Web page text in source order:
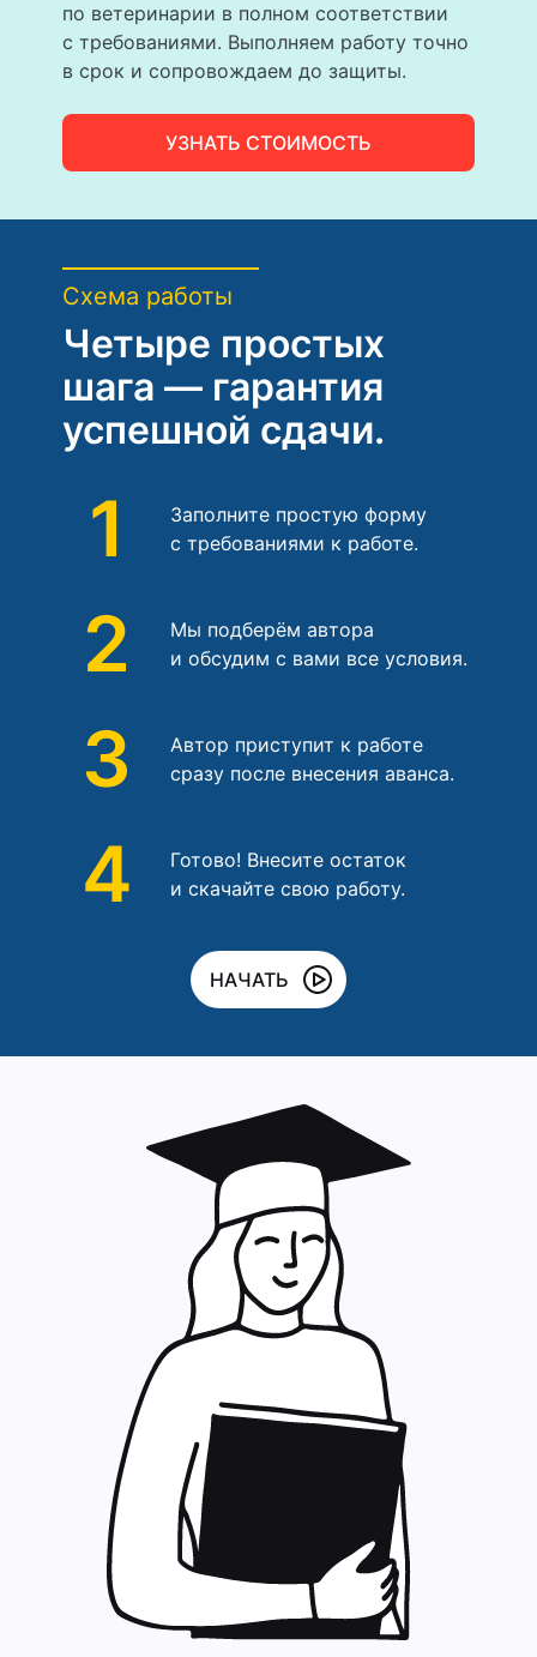
по ветеринарии в полном соответствии
с требованиями. Выполняем работу точно
в срок и сопровождаем до защиты.
УЗНАТЬ СТОИМОСТЬ
Схема работы
Четыре простых
шага — гарантия
успешной сдачи.
1
Заполните простую форму
с требованиями к работе.
2
Мы подберём автора
и обсудим с вами все условия.
3
Автор приступит к работе
сразу после внесения аванса.
4
Готово! Внесите остаток
и скачайте свою работу.
НАЧАТЬ